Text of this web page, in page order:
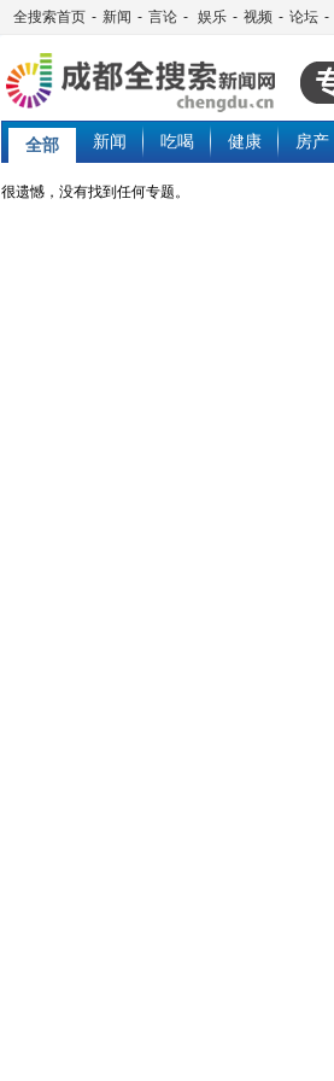
全搜索首页 - 新闻 - 言论 - 娱乐 - 视频 - 论坛 -
全部 新闻 吃喝 健康 房产
很遗憾，没有找到任何专题。